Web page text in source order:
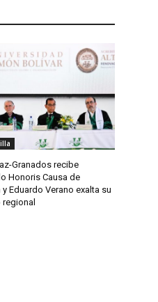
Granados recibe
Honoris Causa de
Eduardo Verano exalta su
regional